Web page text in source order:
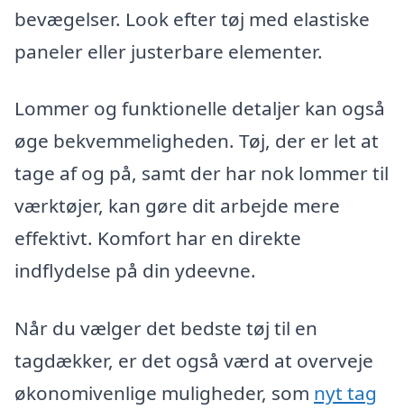
bevægelser. Look efter tøj med elastiske
paneler eller justerbare elementer.
Lommer og funktionelle detaljer kan også
øge bekvemmeligheden. Tøj, der er let at
tage af og på, samt der har nok lommer til
værktøjer, kan gøre dit arbejde mere
effektivt. Komfort har en direkte
indflydelse på din ydeevne.
Når du vælger det bedste tøj til en
tagdækker, er det også værd at overveje
økonomivenlige muligheder, som nyt tag